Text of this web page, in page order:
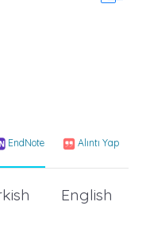
EndNote Alıntı Yap
English